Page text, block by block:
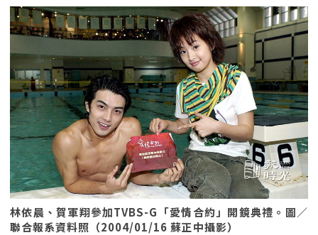
林依晨、賀軍翔參加TVBS-G「愛情合約」開鏡典禮。圖／
聯合報系資料照（2004/01/16 蘇正中攝影）